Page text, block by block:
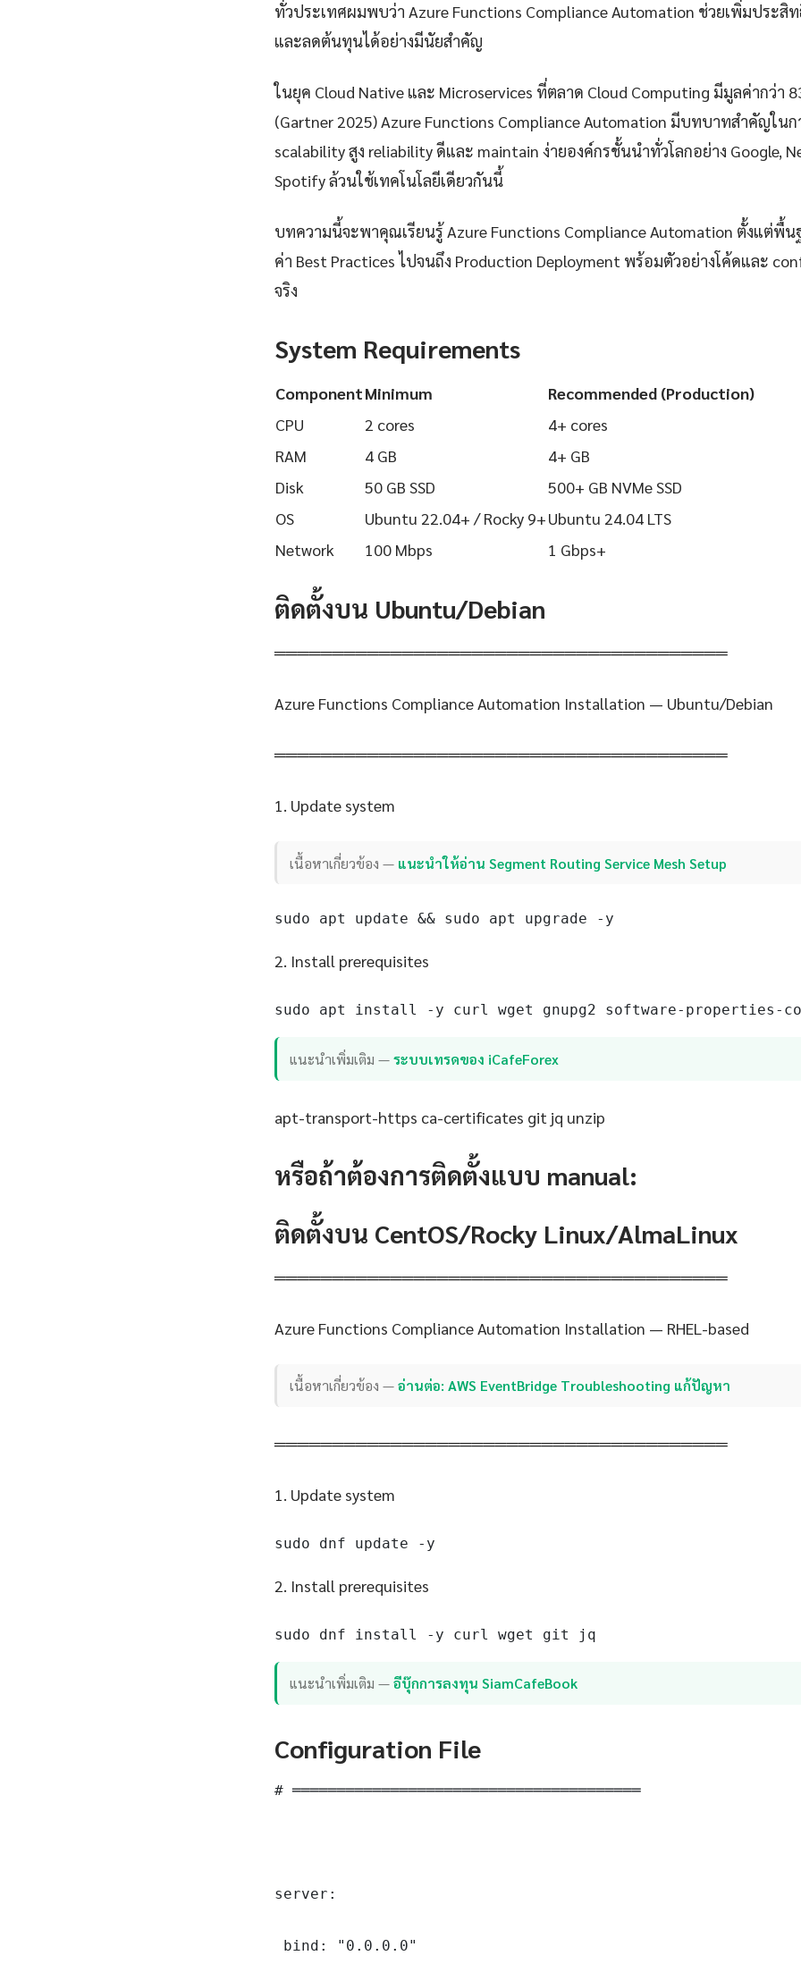
ทั่วประเทศผมพบว่า Azure Functions Compliance Automation ช่วยเพิ่มประสิ
และลดต้นทุนได้อย่างมีนัยสำคัญ
ในยุค Cloud Native และ Microservices ที่ตลาด Cloud Computing มีมูลค่ากว่า
(Gartner 2025) Azure Functions Compliance Automation มีบทบาทสำคัญใน
scalability สูง reliability ดีและ maintain ง่ายองค์กรชั้นนำทั่วโลกอย่าง Google,
Spotify ล้วนใช้เทคโนโลยีเดียวกันนี้
บทความนี้จะพาคุณเรียนรู้ Azure Functions Compliance Automation ตั้งแต่พื้น
ค่า Best Practices ไปจนถึง Production Deployment พร้อมตัวอย่างโค้ดและ
จริง
System Requirements
ComponentMinimum
Recommended (Production)
CPU
2 cores
4+ cores
RAM
4 GB
4+ GB
Disk
50 GB SSD
500+ GB NVMe SSD
OS
Ubuntu 22.04+ / Rocky 9+Ubuntu 24.04 LTS
Network
100 Mbps 1 Gbps+
ติดตั้งบน Ubuntu/Debian
═══════════════════════════════════════
Azure Functions Compliance Automation Installation — Ubuntu/Debian
═══════════════════════════════════════
1. Update system
เนื้อหาเกี่ยวข้อง — แนะนำให้อ่าน Segment Routing Service Mesh Setup
sudo apt update && sudo apt upgrade -y
2. Install prerequisites
sudo apt install -y curl wget gnupg2 software-properties-
แนะนำเพิ่มเติม —ระบบเทรดของ iCafeForex
apt-transport-https ca-certificates git jq unzip
หรือถ้าต้องการติดตั้งแบบ manual:
ติดตั้งบน CentOS/Rocky Linux/AlmaLinux
═══════════════════════════════════════
Azure Functions Compliance Automation Installation — RHEL-based
เนื้อหาเกี่ยวข้อง —อ่านต่อ: AWS EventBridge Troubleshooting แก้ปัญหา
═══════════════════════════════════════
1. Update system
sudo dnf update -y
2. Install prerequisites
sudo dnf install -y curl wget git jq
แนะนำเพิ่มเติม —อีบุ๊กการลงทุน SiamCafeBook
Configuration File
# ═══════════════════════════════════════
server:
bind: "0.0.0.0"